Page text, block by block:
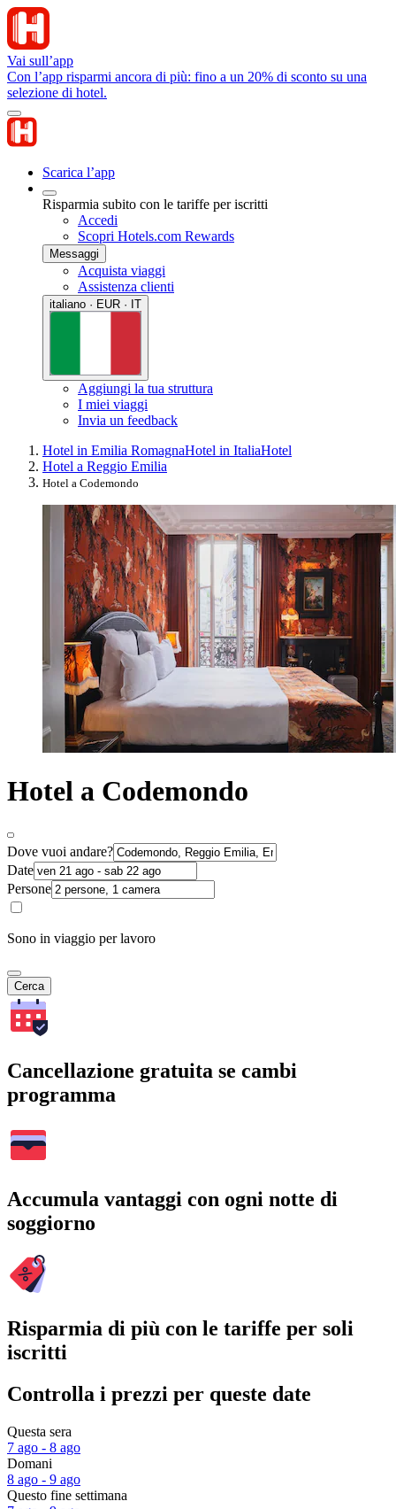
Vai sull’app
Con l’app risparmi ancora di più: fino a un 20% di sconto su una
selezione di hotel.
Scarica l’app
Risparmia subito con le tariffe per iscritti
Accedi
Scopri Hotels.com Rewards
Messaggi
Acquista viaggi
Assistenza clienti
italiano · EUR · IT
Aggiungi la tua struttura
I miei viaggi
Invia un feedback
Hotel in Emilia RomagnaHotel in ItaliaHotel
Hotel a Reggio Emilia
Hotel a Codemondo
Hotel a Codemondo
Dove vuoi andare?
Date
Persone
Sono in viaggio per lavoro
Cerca
Cancellazione gratuita se cambi
programma
Accumula vantaggi con ogni notte di
soggiorno
Risparmia di più con le tariffe per soli
iscritti
Controlla i prezzi per queste date
Questa sera
7 ago - 8 ago
Domani
8 ago - 9 ago
Questo fine settimana